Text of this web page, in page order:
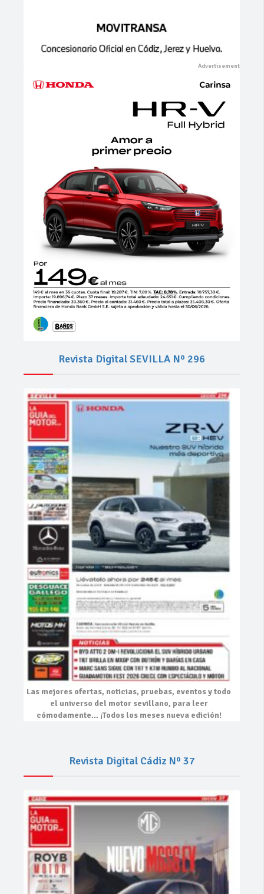
Revista Digital SEVILLA Nº 296
Las mejores ofertas, noticias, pruebas, eventosy todo
el universo del motor sevillano, para leer
cómodamente… ¡Todos los meses nueva edición!
Revista Digital Cádiz Nº 37